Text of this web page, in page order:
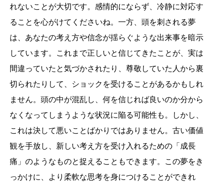
れないことが大切です。感情的にならず、冷静に対応す
ることを心がけてくださいね。一方、頭を刺される夢
は、あなたの考え方や信念が揺らぐような出来事を暗示
しています。これまで正しいと信じてきたことが、実は
間違っていたと気づかされたり、尊敬していた人から裏
切られたりして、ショックを受けることがあるかもしれ
ません。頭の中が混乱し、何を信じれば良いのか分から
なくなってしまうような状況に陥る可能性も。しかし、
これは決して悪いことばかりではありません。古い価値
観を手放し、新しい考え方を受け入れるための「成長
痛」のようなものと捉えることもできます。この夢をき
っかけに、より柔軟な思考を身につけることができれ